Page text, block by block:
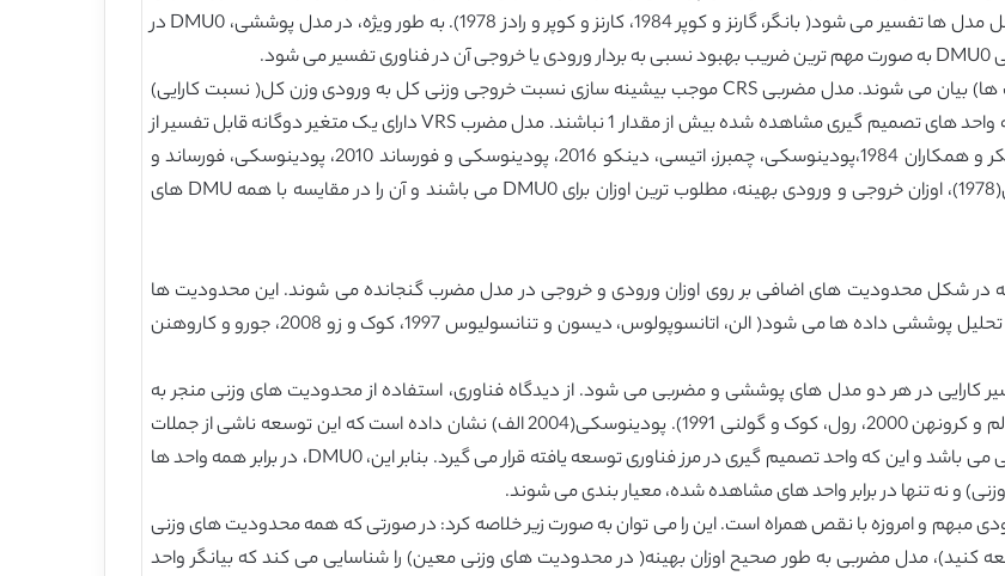
شعاعی ورودی یا خروجی DMU0 تحت ارزیابی، بسته به جهت حل مدل ها تفسیر می شود( بانگر، گارنز و کوپر 1984، کارنز و کوپر و رادز 1978). به طور ویژه، در مدل پوششی، DMU0 در
مدل های مضربی از حیث اوزان ورودی و خروجی متغیر ( مضرب ها) بیان می شوند. مدل مضربی CRS موجب بیشینه سازی نسبت خروجی وزنی کل به ورودی وزن کل( نسبت کارایی)
DMU0 می شود به شرطی که هیچ یک از این نسبت ها در همه واحد های تصمیم گیری مشاهده شده بیش از مقدار 1 نباشند. مدل مضرب VRS دارای یک متغیر دوگانه قابل تفسیر از
حیث نسبت بازده به مقیاس و کشسانی مقیاس می باشد( بانکر و همکاران 1984،پودینوسکی، چمبرز، اتیسی، دینکو 2016، پودینوسکی و فورساند 2010، پودینوسکی، فورساند و
کریونزوکو 2009، ساهو و تون 2015). به گفته کارنز و همکاران(1978)، اوزان خروجی و ورودی بهینه، مطلوب ترین اوزان برای DMU0 می باشند و آن را در مقایسه با همه DMU های
در شکل محدودیت های اضافی بر روی اوزان ورودی و خروجی در مدل مضرب گنجانده می شوند. این محدودیت ها
موجب کاهش انعطاف پذیری اوزان و بهبود تمایز و افتراق مدل تحلیل پوششی داده ها می شود( الن، اتانسوپولوس، دیسون و تنانسولیوس 1997، کوک و زو 2008، جورو و کاروهنن
کارایی در هر دو مدل های پوششی و مضربی می شود. از دیدگاه فناوری، استفاده از محدودیت های وزنی منجر به
توسعه مدل فناوری می شود( کارنز، کوپر، وی و هوان 1989، هالم و کرونهن 2000، رول، کوک و گولنی 1991). پودینوسکی(2004 الف) نشان داده است که این توسعه ناشی از جملات
مضاعف در مدل پوششی ایجاد شده توسط محدودیت های وزنی می باشد و این که واحد تصمیم گیری در مرز فناوری توسعه یافته قرار می گیرد. بنابر این، DMU0، در برابر همه واحد ها
و نه تنها در برابر واحد های مشاهده شده، معیار بندی می شوند.
مبهم و امروزه با نقص همراه است. این را می توان به صورت زیر خلاصه کرد: در صورتی که همه محدودیت های وزنی
بخش2 برای تعریف رسمی مراجعه کنید)، مدل مضربی به طور صحیح اوزان بهینه( در محدودیت های وزنی معین) را شناسایی می کند که بیانگر واحد